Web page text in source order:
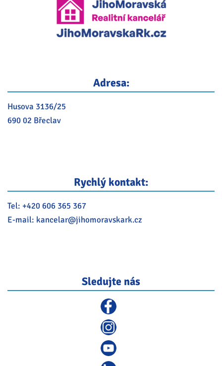
Adresa:
Husova 3136/25
690 02 Břeclav
Rychlý kontakt:
Tel: +420 606 365 367
E-mail: kancelar@jihomoravskark.cz
Sledujte nás